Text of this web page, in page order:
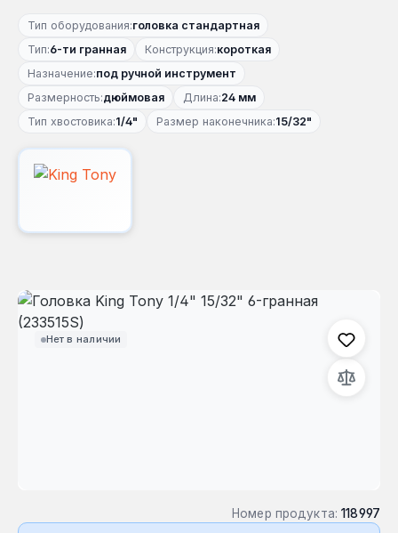
Тип оборудования:головка стандартная
Тип:6-ти гранная Конструкция:короткая
Назначение:под ручной инструмент
Размерность:дюймовая Длина:24 мм
Тип хвостовика:1/4" Размер наконечника:15/32"
Нет в наличии
Пропустить галерею изображений
Номер продукта: 118997